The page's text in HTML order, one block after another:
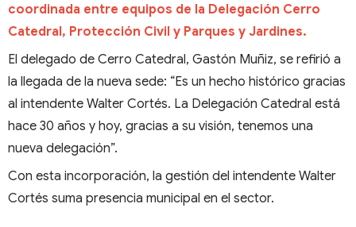
coordinada entre equipos de la Delegación Cerro
Catedral, Protección Civil y Parques y Jardines.
El delegado de Cerro Catedral, Gastón Muñiz, se refirió a
la llegada de la nueva sede: “Es un hecho histórico gracias
al intendente Walter Cortés. La Delegación Catedral está
hace 30 años y hoy, gracias a su visión, tenemos una
nueva delegación”.
Con esta incorporación, la gestión del intendente Walter
Cortés suma presencia municipal en el sector.